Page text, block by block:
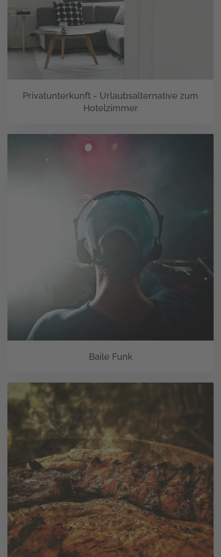
Privatunterkunft - Urlaubsalternative zum
Hotelzimmer
Baile Funk